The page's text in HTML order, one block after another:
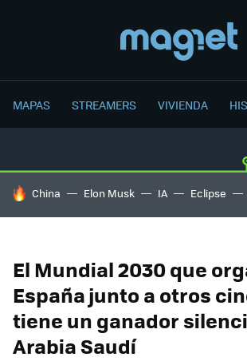
MAPAS STREAMERS VIVIENDA
HOY SE HABLA DE
China Elon Musk IA Eclipse
El Mundial 2030 que
España junto a otros
tiene un ganador
Arabia Saudí